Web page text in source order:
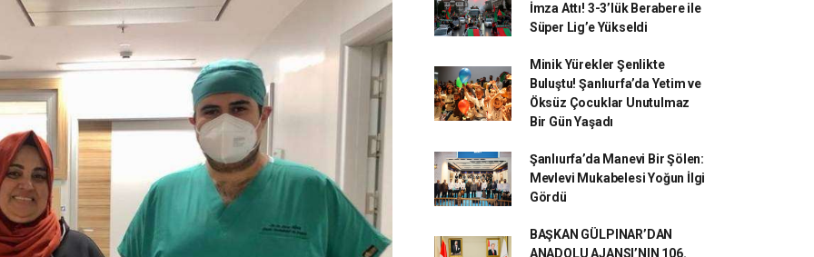
İmza Attı! 3-3’lük Berabere ile
Süper Lig’e Yükseldi
Minik Yürekler Şenlikte
Buluştu! Şanlıurfa’da Yetim ve
Öksüz Çocuklar Unutulmaz
Bir Gün Yaşadı
Şanlıurfa’da Manevi Bir Şölen:
Mevlevi Mukabelesi Yoğun İlgi
Gördü
BAŞKAN GÜLPINAR’DAN
ANADOLU AJANSI’NIN 106.